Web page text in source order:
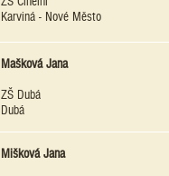
Karviná - Nové Město
Mašková Jana
ZŠ Dubá
Dubá
Mišková Jana